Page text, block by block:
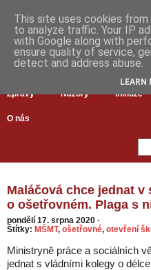
Zprávy Názory Inkluze
O nás
Maláčová chce jednat
o ošetřovném. Plaga s
pondělí 17. srpna 2020 ·
Štítky: MŠMT, ošetřovné, otevření
Ministryně práce a sociálních
jednat s vládními kolegy o
This site uses cookies
to analyze traffic. Your IP
with Google along with
ensure quality of service,
detect and address abuse.
LEARN